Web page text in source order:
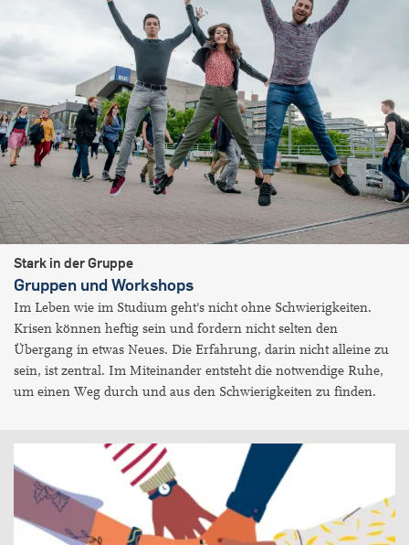
Stark in der Gruppe
Gruppen und Workshops
Im Leben wie im Studium geht's nicht ohne Schwierigkeiten.
Krisen können heftig sein und fordern nicht selten den
Übergang in etwas Neues. Die Erfahrung, darin nicht alleine zu
sein, ist zentral. Im Miteinander entsteht die notwendige Ruhe,
um einen Weg durch und aus den Schwierigkeiten zu finden.